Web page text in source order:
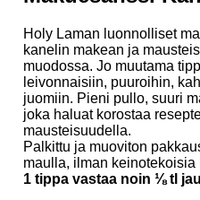
Holy Laman luonnolliset
kanelin makean ja
muodossa. Jo muutama
leivonnaisiin, puuroihin,
juomiin. Pieni pullo, suuri
joka haluat korostaa
mausteisuudella.
Palkittu ja muoviton
maulla, ilman keinotekoisia
1 tippa vastaa noin ⅛ tl